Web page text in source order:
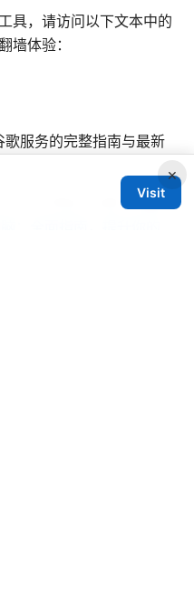
具，请访问以下文本中的
墙体验：
服务的完整指南与最新
ビスプロバイダ）に検
×
Visit